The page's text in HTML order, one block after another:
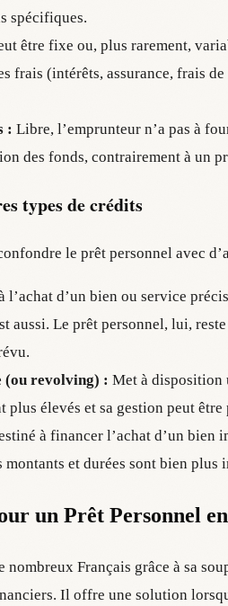
spécifiques.
être fixe ou, plus rarement,
frais (intérêts, assurance, frais
: Libre, l’emprunteur n’a pas à
des fonds, contrairement à un
types de crédits
le prêt personnel avec
l’achat d’un bien ou service
aussi. Le prêt personnel, lui,
(ou revolving) : Met à disposition
plus élevés et sa gestion peut
à financer l’achat d’un
montants et durées sont bien plus
un Prêt Personnel
Français grâce à sa
Il offre une solution